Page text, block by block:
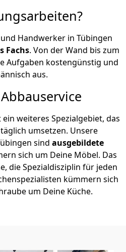
Handwerker in Tübingen
Fachs. Von der Wand bis zum
Aufgaben kostengünstig und
aus.
weiteres Spezialgebiet, das
umsetzen. Unsere
sind ausgebildete
sich um Deine Möbel. Das
die Spezialdisziplin für jeden
kümmern sich
um Deine Küche.